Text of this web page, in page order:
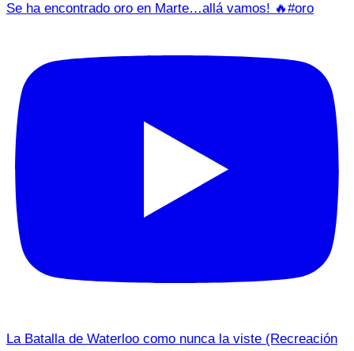
Se ha encontrado oro en Marte…allá vamos! 🔥#oro
La Batalla de Waterloo como nunca la viste (Recreación